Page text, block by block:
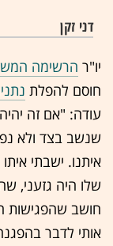
דני זקן
יו"ר הרשימה
חוסם להפלת
עודה: "אם זה
שנשב בצד ולא
איתנו. ישבתי
שלו היה גזעני,
חושב שהפגישות
אותי לדבר